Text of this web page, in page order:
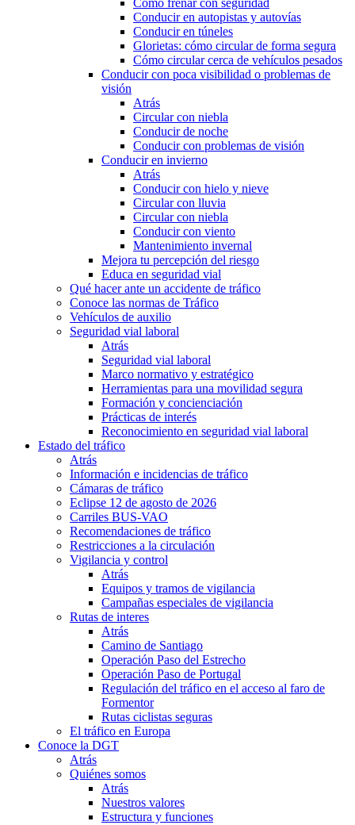
Cómo frenar con seguridad
Conducir en autopistas y autovías
Conducir en túneles
Glorietas: cómo circular de forma segura
Cómo circular cerca de vehículos pesados
Conducir con poca visibilidad o problemas de
visión
Atrás
Circular con niebla
Conducir de noche
Conducir con problemas de visión
Conducir en invierno
Atrás
Conducir con hielo y nieve
Circular con lluvia
Circular con niebla
Conducir con viento
Mantenimiento invernal
Mejora tu percepción del riesgo
Educa en seguridad vial
Qué hacer ante un accidente de tráfico
Conoce las normas de Tráfico
Vehículos de auxilio
Seguridad vial laboral
Atrás
Seguridad vial laboral
Marco normativo y estratégico
Herramientas para una movilidad segura
Formación y concienciación
Prácticas de interés
Reconocimiento en seguridad vial laboral
Estado del tráfico
Atrás
Información e incidencias de tráfico
Cámaras de tráfico
Eclipse 12 de agosto de 2026
Carriles BUS-VAO
Recomendaciones de tráfico
Restricciones a la circulación
Vigilancia y control
Atrás
Equipos y tramos de vigilancia
Campañas especiales de vigilancia
Rutas de interes
Atrás
Camino de Santiago
Operación Paso del Estrecho
Operación Paso de Portugal
Regulación del tráfico en el acceso al faro de
Formentor
Rutas ciclistas seguras
El tráfico en Europa
Conoce la DGT
Atrás
Quiénes somos
Atrás
Nuestros valores
Estructura y funciones